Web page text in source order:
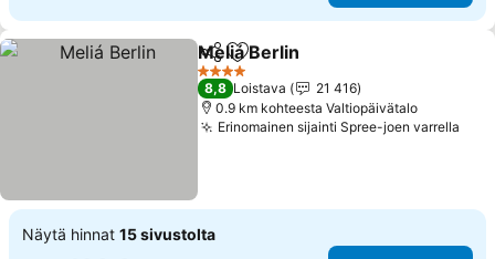
Jaa Lisää suosikkeihin
Meliá Berlin
4 Tähtiluokitus
8,8 Loistava
21 416
0.9 km kohteesta Valtiopäivätalo
Erinomainen sijainti Spree-joen varrella
Näytä hinnat 15 sivustolta